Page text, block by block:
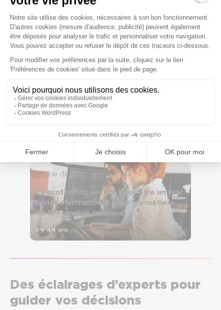
Comment mettre en place un régime
collectif de Protection sociale
complémentaire (PSC) dans ma
structure ?
il y a 1 an
Article de blog
La complémentaire santé comme outil
d’attractivité et de management des
Article de blog
La protection sociale peut être un vrai
levier d’attractivité pour les métiers
de la Fonction publique
il y a 4 ans
Des éclairages d’experts pour
guider vos décisions